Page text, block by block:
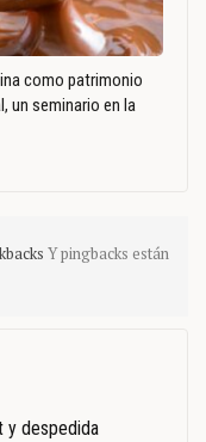
como patrimonio
un seminario en la
Y pingbacks están
y despedida